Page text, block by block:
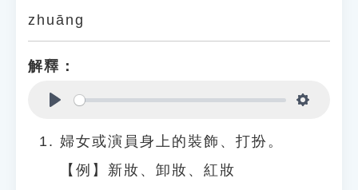
zhuāng
解釋：
婦女或演員身上的裝飾、打扮。
【例】新妝、卸妝、紅妝